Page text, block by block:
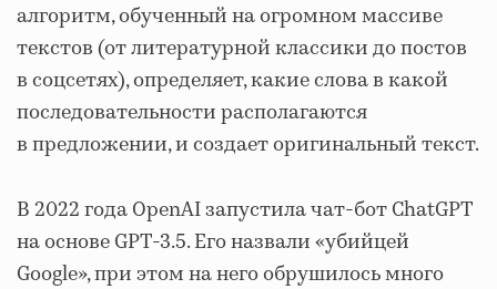
алгоритм, обученный на огромном массиве
текстов (от литературной классики до постов
в соцсетях), определяет, какие слова в какой
последовательности располагаются
в предложении, и создает оригинальный текст.
В 2022 года OpenAI запустила чат-бот ChatGPT
на основе GPT-3.5. Его назвали «убийцей
Google», при этом на него обрушилось много